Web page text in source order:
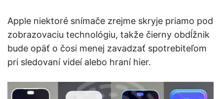
Apple niektoré snímače zrejme skryje priamo pod
zobrazovaciu technológiu, takže čierny obdĺžnik
bude opäť o čosi menej zavadzať spotrebiteľom
pri sledovaní videí alebo hraní hier.